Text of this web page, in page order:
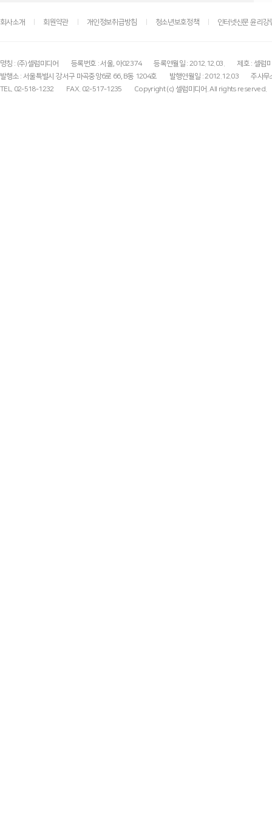
회사소개 회원약관 개인정보취급방침 청소년보호정책 인터넷신문 윤리강
명칭 : (주)셀럽미디어 등록번호 : 서울, 아02374 등록연월일 : 2012.12.03.
제호 : 셀럽
발행소 : 서울특별시 강서구 마곡중앙6로 66, B동 1204호
발행연월일 : 2012.12.03
주사무
TEL. 02-518-1232
FAX. 02-517-1235 Copyright (c) 셀럽미디어. All rights reserved.